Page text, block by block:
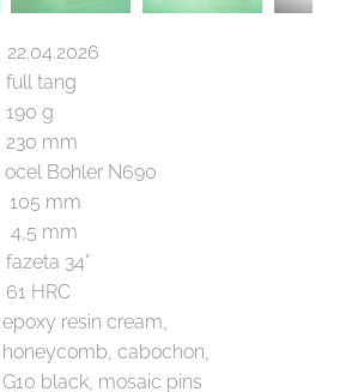
g
mm
N690
mm
4,5 mm
34°
HRC
resin cream,
cabochon,
mosaic pins